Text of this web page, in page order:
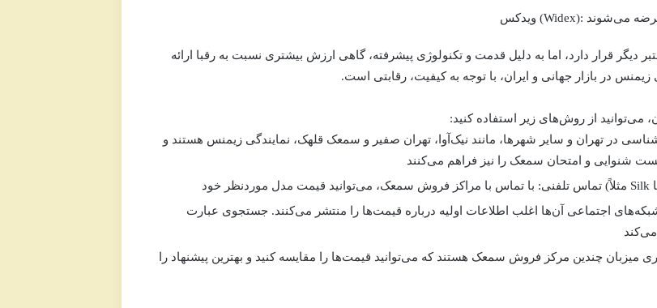
ویدکس (Widex):
دیگر قرار دارد، اما به دلیل قدمت و تکنولوژی پیشرفته، گاهی ارزش بیشتری نسبت به رقبا ارائه
زیمنس در بازار جهانی و ایران، با توجه به کیفیت، رقابتی است.
می‌توانید از روش‌های زیر استفاده کنید:
در تهران و سایر شهرها، مانند نیک‌آوا، تهران صفیر و سمعک قلهک، نمایندگی زیمنس هستند و
تماس تلفنی: با تماس با مراکز فروش سمعک
اجتماعی آن‌ها اغلب اطلاعات اولیه درباره قیمت‌ها را منتشر می‌کنند. جستجوی عبارت
میزبان چندین مرکز فروش سمعک هستند که می‌توانید قیمت‌ها را مقایسه کنید و بهترین پیشنهاد را